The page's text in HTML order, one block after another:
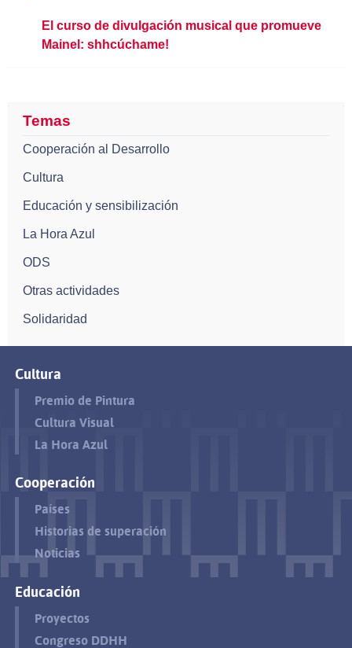
El curso de divulgación musical que promueve
Mainel: shhcúchame!
Temas
Cooperación al Desarrollo
Cultura
Educación y sensibilización
La Hora Azul
ODS
Otras actividades
Solidaridad
Cultura
Premio de Pintura
Cultura Visual
La Hora Azul
Cooperación
Países
Historias de superación
Noticias
Educación
Proyectos
Congreso DDHH